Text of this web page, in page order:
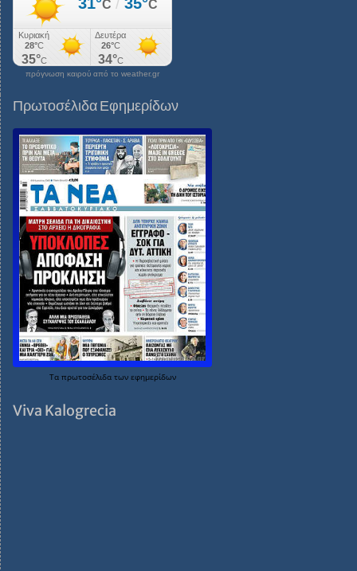
πρόγνωση καιρού από το weather.gr
Πρωτοσέλιδα Εφημερίδων
Τα πρωτοσέλιδα των εφημερίδων
Viva Kalogrecia